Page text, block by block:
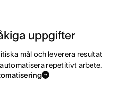
uppgifter
mål och leverera resultat
repetitivt arbete.